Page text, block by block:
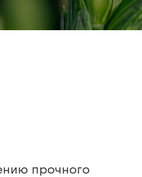
прочного